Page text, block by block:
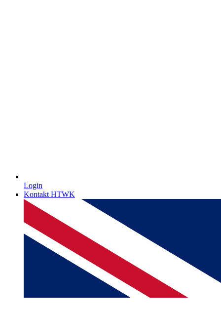
Login
Kontakt HTWK